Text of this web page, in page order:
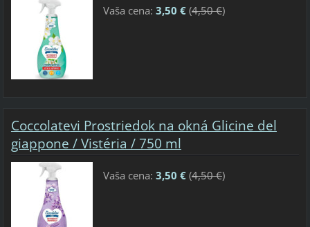
Vaša cena: 3,50 €(4,50 €)
Coccolatevi Prostriedok na okná Glicine del
giappone / Vistéria / 750 ml
Vaša cena: 3,50 €(4,50 €)